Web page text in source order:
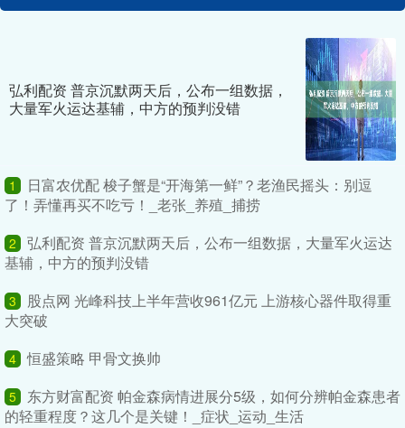
弘利配资 普京沉默两天后，公布一组数据，
大量军火运达基辅，中方的预判没错
1
日富农优配 梭子蟹是“开海第一鲜”？老渔民摇头：别逗
了！弄懂再买不吃亏！_老张_养殖_捕捞
2
弘利配资 普京沉默两天后，公布一组数据，大量军火运达
基辅，中方的预判没错
3
股点网 光峰科技上半年营收961亿元 上游核心器件取得重
大突破
4 恒盛策略 甲骨文换帅
5
东方财富配资 帕金森病情进展分5级，如何分辨帕金森患者
的轻重程度？这几个是关键！_症状_运动_生活